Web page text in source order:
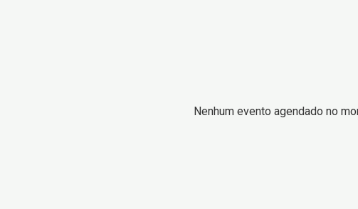
Nenhum evento agendado no